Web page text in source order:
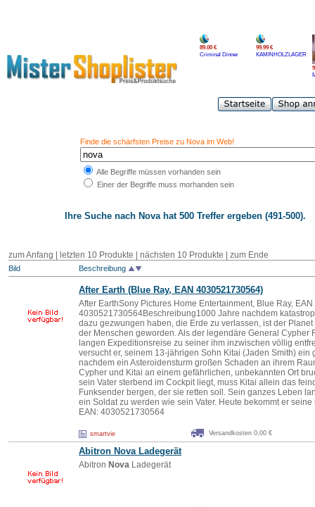
89.00 €
Criminal Dinner
99.99 €
KAMINHOLZLAGER
Finde die schärfsten Preise zu Nova im Web!
Alle Begriffe müssen vorhanden sein
Einer der Begriffe muss morhanden sein
Ihre Suche nach Novahat 500 Treffer ergeben (491-500).
zum Anfang letzten 10 Produkte | nächsten 10 Produkte | zum Ende
Bild Beschreibung
After Earth (Blue Ray, EAN 4030521730564)
After EarthSony Pictures Home Entertainment, Blue Ray, EAN
4030521730564Beschreibung1000 Jahre nachdem
dazu gezwungen haben, die Erde zu verlassen, ist der Planet
der Menschen geworden. Als der legendäre General Cypher
langen Expeditionsreise zu seiner ihm inzwischen völlig
versucht er, seinem 13-jährigen Sohn Kitai (Jaden Smith) ein
nachdem ein Asteroidensturm großen Schaden an ihrem
Cypher und Kitai an einem gefährlichen, unbekannten Ort
sein Vater sterbend im Cockpit liegt, muss Kitai allein das
Funksender bergen, der sie retten soll. Sein ganzes Leben
ein Soldat zu werden wie sein Vater. Heute bekommt er
EAN: 4030521730564
smartvie Versandkosten 0,00 €
Abitron NovaLadegerät
Abitron Nova Ladegerät